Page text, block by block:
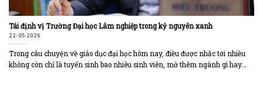
Tái định vị Trường Đại học Lâm nghiệp trong kỷ nguyên xanh
22-05-2026
Trong câu chuyện về giáo dục đại học hôm nay, điều được nhắc tới nhiều
không còn chỉ là tuyển sinh bao nhiêu sinh viên, mở thêm ngành gì hay...